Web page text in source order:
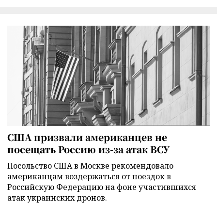
США призвали американцев не
посещать Россию из-за атак ВСУ
Посольство США в Москве рекомендовало
американцам воздержаться от поездок в
Российскую Федерацию на фоне участившихся
атак украинских дронов.